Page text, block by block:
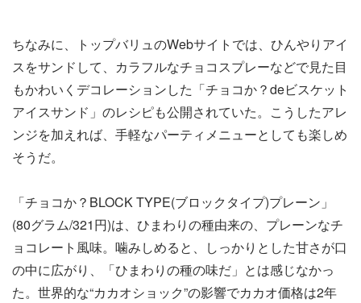
ちなみに、トップバリュのWebサイトでは、ひんやりアイ
スをサンドして、カラフルなチョコスプレーなどで見た目
もかわいくデコレーションした「チョコか？deビスケット
アイスサンド」のレシピも公開されていた。こうしたアレ
ンジを加えれば、手軽なパーティメニューとしても楽しめ
そうだ。
「チョコか？BLOCK TYPE(ブロックタイプ)プレーン」
(80グラム/321円)は、ひまわりの種由来の、プレーンなチ
ョコレート風味。噛みしめると、しっかりとした甘さが口
の中に広がり、「ひまわりの種の味だ」とは感じなかっ
た。世界的な“カカオショック”の影響でカカオ価格は2年